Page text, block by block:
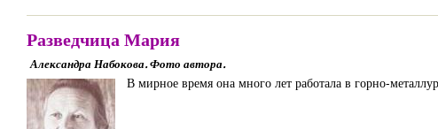
Разведчица Мария
Александра Набокова. Фото автора.
В мирное время она много лет работала в горно-